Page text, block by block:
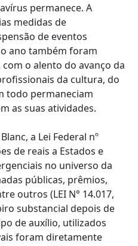
permanece. A
medidas de
de eventos
ano também foram
o alento do avanço da
da cultura, do
todo permaneciam
as suas atividades.
a Lei Federal nº
de reais a Estados e
no universo da
públicas, prêmios,
outros (LEI N° 14.017,
substancial depois de
de auxílio, utilizados
foram diretamente